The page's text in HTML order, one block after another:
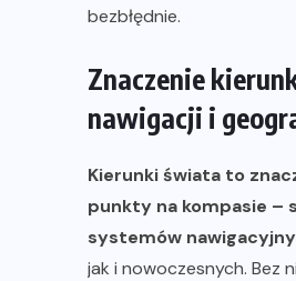
bezbłędnie.
Znaczenie
nawigacji i
Kierunki świata to
punkty na kompasie –
systemów
jak i nowoczesnych. Bez